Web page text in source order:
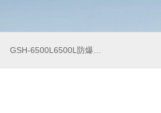
GSH-6500L6500L防爆加氢工业反应釜